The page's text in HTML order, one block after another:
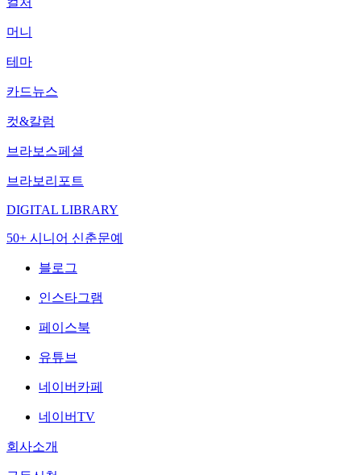
머니
테마
카드뉴스
컷&칼럼
브라보스페셜
브라보리포트
DIGITAL LIBRARY
50+ 시니어 신춘문예
블로그
인스타그램
페이스북
유튜브
네이버카페
네이버TV
회사소개